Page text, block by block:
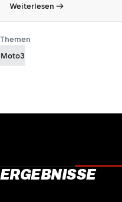
Weiterlesen
Themen
Moto3
ERGEBNISSE